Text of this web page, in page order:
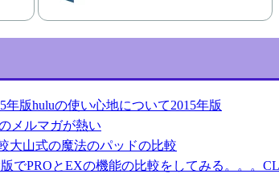
huluの使い心地について2015年版
メルマガが熱い
大山式の魔法のパッドの比較